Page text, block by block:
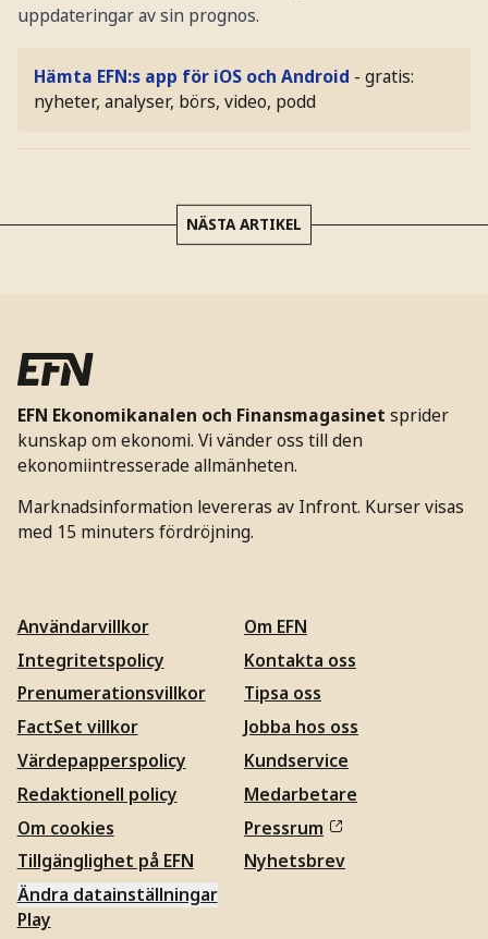
uppdateringar av sin prognos.
Hämta EFN:s app för iOS och Android - gratis:
nyheter, analyser, börs, video, podd
NÄSTA ARTIKEL
EFN Ekonomikanalen och Finansmagasinet sprider
kunskap om ekonomi. Vi vänder oss till den
ekonomiintresserade allmänheten.
Marknadsinformation levereras av Infront. Kurser visas
med 15 minuters fördröjning.
Användarvillkor
Integritetspolicy
Prenumerationsvillkor
FactSet villkor
Värdepapperspolicy
Redaktionell policy
Om cookies
Tillgänglighet på EFN
Ändra datainställningar
Om EFN
Kontakta oss
Tipsa oss
Jobba hos oss
Kundservice
Medarbetare
Pressrum
Nyhetsbrev
Play